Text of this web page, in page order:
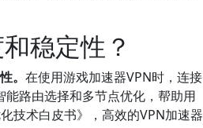
稳定性？
。 在使用游戏加速器VPN时，连接
路由选择和多节点优化，帮助用
技术白皮书》，高效的VPN加速器